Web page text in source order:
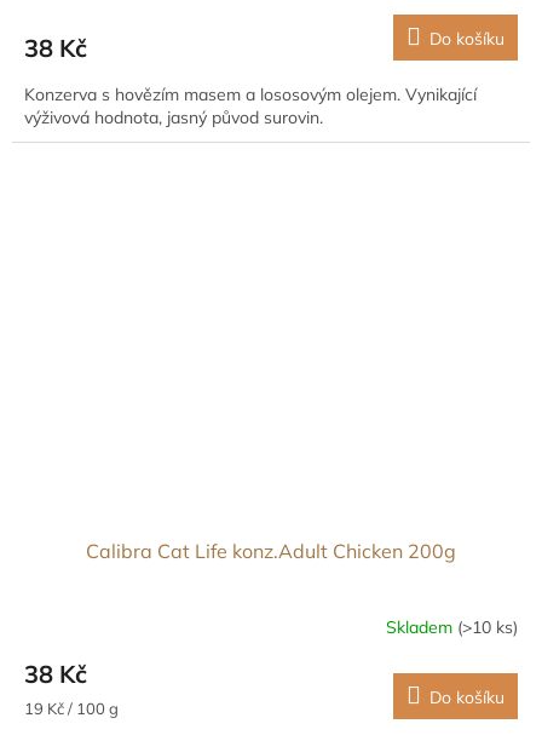
38 Kč Do košíku
Konzerva s hovězím masem a lososovým olejem. Vynikající
výživová hodnota, jasný původ surovin.
Calibra Cat Life konz.Adult Chicken 200g
Skladem (>10 ks)
38 Kč
Měrná
19 Kč / 100 g Do košíku